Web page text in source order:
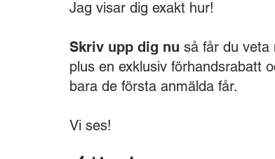
Jag visar dig exakt hur!
Skriv upp dig nu så får du veta
plus en exklusiv förhandsrabatt
bara de första anmälda får.
Vi ses!